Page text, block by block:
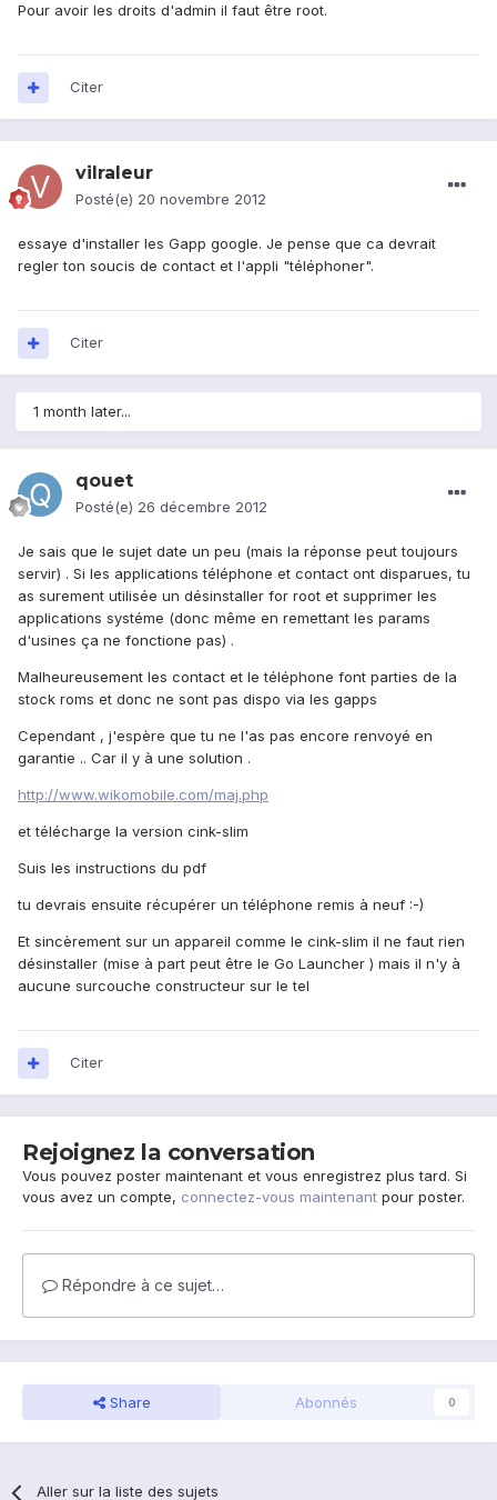
Pour avoir les droits d'admin il faut être root.
Citer
vilraleur
Posté(e) 20 novembre 2012
essaye d'installer les Gapp google. Je pense que ca devrait
regler ton soucis de contact et l'appli "téléphoner".
Citer
1 month later...
qouet
Posté(e) 26 décembre 2012
Je sais que le sujet date un peu (mais la réponse peut toujours
servir) . Si les applications téléphone et contact ont disparues, tu
as surement utilisée un désinstaller for root et supprimer les
applications systéme (donc même en remettant les params
d'usines ça ne fonctione pas) .
Malheureusement les contact et le téléphone font parties de la
stock roms et donc ne sont pas dispo via les gapps
Cependant , j'espère que tu ne l'as pas encore renvoyé en
garantie .. Car il y à une solution .
http://www.wikomobile.com/maj.php
et télécharge la version cink-slim
Suis les instructions du pdf
tu devrais ensuite récupérer un téléphone remis à neuf :-)
Et sincèrement sur un appareil comme le cink-slim il ne faut rien
désinstaller (mise à part peut être le Go Launcher ) mais il n'y à
aucune surcouche constructeur sur le tel
Citer
Rejoignez la conversation
Vous pouvez poster maintenant et vous enregistrez plus tard. Si
vous avez un compte, connectez-vous maintenant pour poster.
Répondre à ce sujet…
Share Abonnés 0
Aller sur la liste des sujets